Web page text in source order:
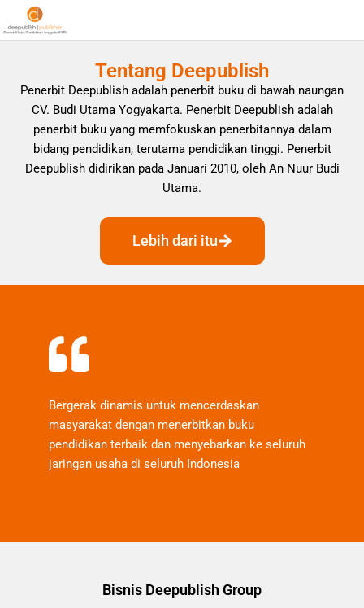
Tentang Deepublish
Penerbit Deepublish adalah penerbit buku di bawah naungan
CV. Budi Utama Yogyakarta. Penerbit Deepublish adalah
penerbit buku yang memfokuskan penerbitannya dalam
bidang pendidikan, terutama pendidikan tinggi. Penerbit
Deepublish didirikan pada Januari 2010, oleh An Nuur Budi
Utama.
Lebih dari itu
Bergerak dinamis untuk mencerdaskan
masyarakat dengan menerbitkan buku
pendidikan terbaik dan menyebarkan ke seluruh
jaringan usaha di seluruh Indonesia
Bisnis Deepublish Group